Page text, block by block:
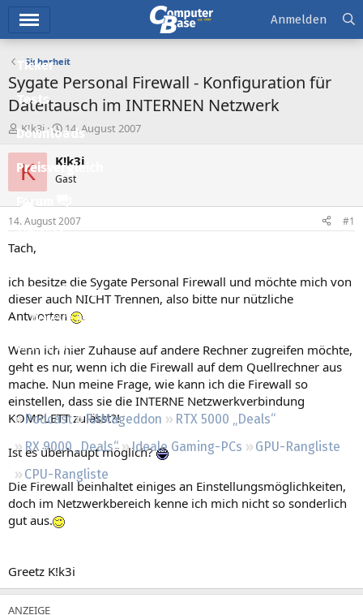
Ticker
Tests
Downloads
Preisvergleich
Forum
Aktuelles
Neue Beiträge
Neueste Aktivitäten
Leserartikel
Regeln
Podcast RAMageddon
RTX 5000 „Deals“
RX 9000 „Deals“
Ideale Gaming-PCs
GPU-Rangliste
CPU-Rangliste
Anmelden
Sicherheit
Sygate Personal Firewall - Konfiguration für
Dateitausch im INTERNEN Netzwerk
E
r
s
t
e
r
K!k3i
E
r
s
e
l
t
14. August 2007
K K!k3i
Gast
14. August 2007 #1
Tach,
ich besitze die Sygate Personal Firewall und möchte mich von
dieser auch NICHT Trennen, also bitte nur nützliche
Antworten
.
Wenn ich hier Zuhause auf andere Rechner zugreifen möchte,
geht es nur, wenn ich die Firewall auf dem Quellrechner aus
mache. Nun meine Frage, wie kann ich die Firewall so
einstellen, dass sie die INTERNE Netzwerkverbindung
KOMPLETT zulässt?!
Ist es überhaupt möglich?
Die Firewall beinhaltet einiges an Einstellungsmöglichkeiten,
doch im Netzwerkbereich kenne ich mich nicht so sonderlich
gut aus.
Greetz K!k3i